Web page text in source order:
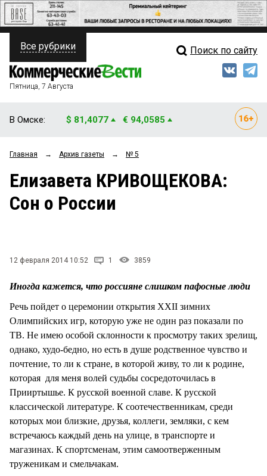
ПОЛИТИКА
ФИНАНСЫ
ОБЩЕСТВО
ЗАКОН
СТИЛЬ ЖИЗНИ
Свежий выпуск
Рейтинги
Все рубрики Поиск по сайту
Пятница, 7 Августа
В Омске: $ 81,4077 € 94,0585
Главная → Архив газеты → № 5
Елизавета КРИВОЩЕКОВА:
Сон о России
12 февраля 2014 10:52 1 3859
Иногда кажется, что россияне слишком пафосные люди
Речь пойдет о церемонии открытия XXII зимних
Олимпийских игр, которую уже не один раз показали по
ТВ. Не имею особой склонности к просмотру таких зрелищ,
однако, худо-бедно, но есть в душе родственное чувство и
почтение, то ли к стране, в которой живу, то ли к родине,
которая для меня волей судьбы сосредоточилась в
Прииртышье. К русской военной славе. К русской
классической литературе. К соотечественникам, среди
которых мои близкие, друзья, коллеги, земляки, с кем
встречаюсь каждый день на улице, в транспорте и
магазинах. К спортсменам, этим самоотверженным
труженикам и смельчакам.